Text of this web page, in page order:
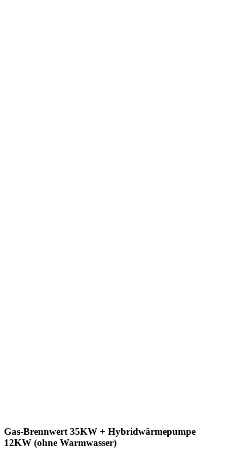
Gas-Brennwert 35KW + Hybridwärmepumpe
12KW (ohne Warmwasser)